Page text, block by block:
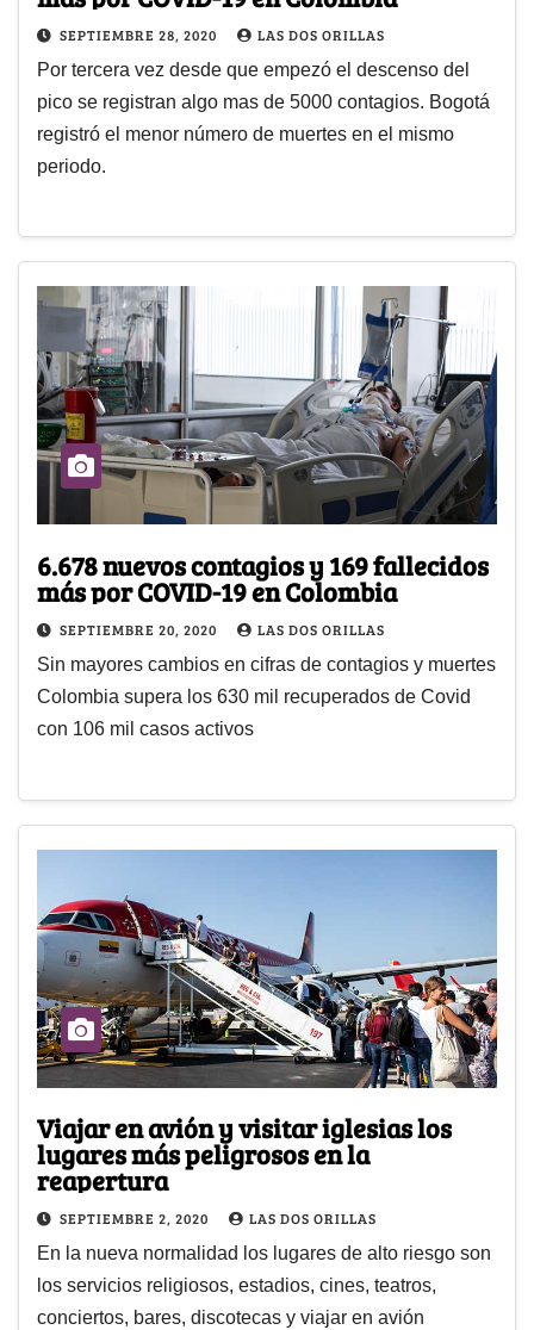
SEPTIEMBRE 28, 2020 LAS DOS ORILLAS
Por tercera vez desde que empezó el descenso del
pico se registran algo mas de 5000 contagios. Bogotá
registró el menor número de muertes en el mismo
periodo.
6.678 nuevos contagios y 169 fallecidos
más por COVID-19 en Colombia
SEPTIEMBRE 20, 2020 LAS DOS ORILLAS
Sin mayores cambios en cifras de contagios y muertes
Colombia supera los 630 mil recuperados de Covid
con 106 mil casos activos
Viajar en avión y visitar iglesias los
lugares más peligrosos en la
reapertura
SEPTIEMBRE 2, 2020 LAS DOS ORILLAS
En la nueva normalidad los lugares de alto riesgo son
los servicios religiosos, estadios, cines, teatros,
conciertos, bares, discotecas y viajar en avión